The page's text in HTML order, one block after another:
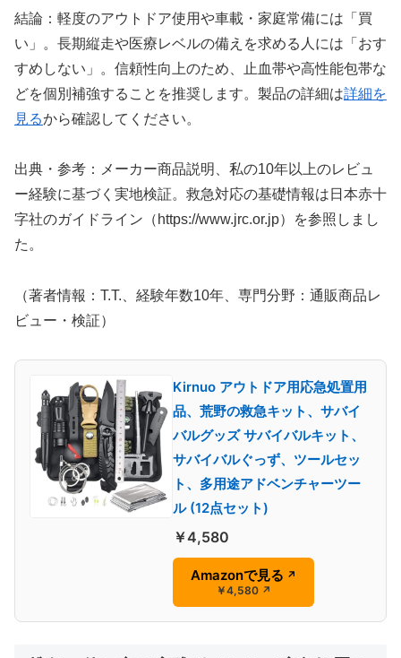
結論：軽度のアウトドア使用や車載・家庭常備には「買
い」。長期縦走や医療レベルの備えを求める人には「おす
すめしない」。信頼性向上のため、止血帯や高性能包帯な
どを個別補強することを推奨します。製品の詳細は詳細を
見るから確認してください。
出典・参考：メーカー商品説明、私の10年以上のレビュ
ー経験に基づく実地検証。救急対応の基礎情報は日本赤十
字社のガイドライン（https://www.jrc.or.jp）を参照しまし
た。
（著者情報：T.T.、経験年数10年、専門分野：通販商品レ
ビュー・検証）
Kirnuo アウトドア用応急処置用
品、荒野の救急キット、サバイ
バルグッズ サバイバルキット、
サバイバルぐっず、ツールセッ
ト、多用途アドベンチャーツー
ル (12点セット)
￥4,580
Amazonで見る ↗
￥4,580 ↗